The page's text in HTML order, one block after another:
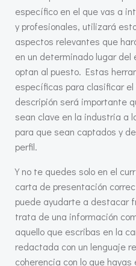
específico en el que vas a
y profesionales, utilizará
aspectos relevantes que
en un determinado lugar del
optan al puesto. Estas
específicas para clasificar
descripión será importante
sean clave en la industria a
para que sean captados y
perfil.
Y no te quedes solo en el
carta de presentación
puede ayudarte a destacar
trata de una información
aquello que escribas en la
redactada con un lenguaje
coherencia con lo que